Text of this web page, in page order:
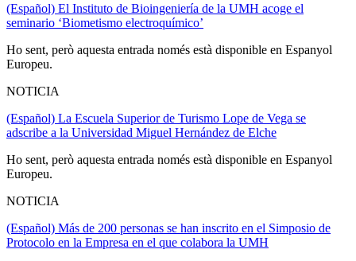
(Español) El Instituto de Bioingeniería de la UMH acoge el
seminario ‘Biometismo electroquímico’
Ho sent, però aquesta entrada només està disponible en Espanyol
Europeu.
NOTICIA
(Español) La Escuela Superior de Turismo Lope de Vega se
adscribe a la Universidad Miguel Hernández de Elche
Ho sent, però aquesta entrada només està disponible en Espanyol
Europeu.
NOTICIA
(Español) Más de 200 personas se han inscrito en el Simposio de
Protocolo en la Empresa en el que colabora la UMH